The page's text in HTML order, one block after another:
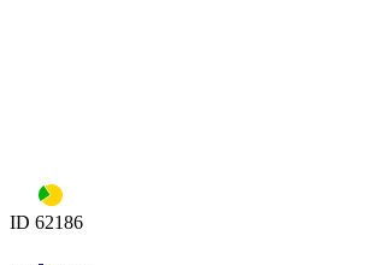
ID 62186